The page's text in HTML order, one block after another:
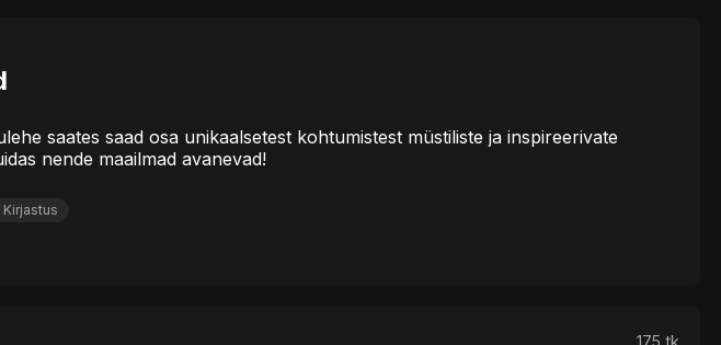
saates saad osa unikaalsetest kohtumistest müstiliste ja inspireerivate
nende maailmad avanevad!
175 tk